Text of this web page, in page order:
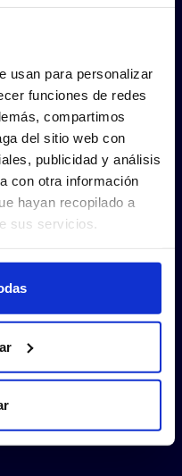
usan para personalizar
funciones de redes
compartimos
del sitio web con
publicidad y análisis
con otra información
hayan recopilado a
sus servicios.